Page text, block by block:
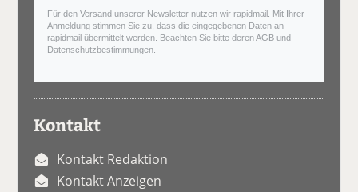
Für den Versand unserer Newsletter nutzen wir rapidmail. Mit Ihrer
Anmeldung stimmen Sie zu, dass die eingegebenen Daten an
rapidmail übermittelt werden. Beachten Sie bitte derenAGB und
Datenschutzbestimmungen
Kontakt
Kontakt Redaktion
Kontakt Anzeigen